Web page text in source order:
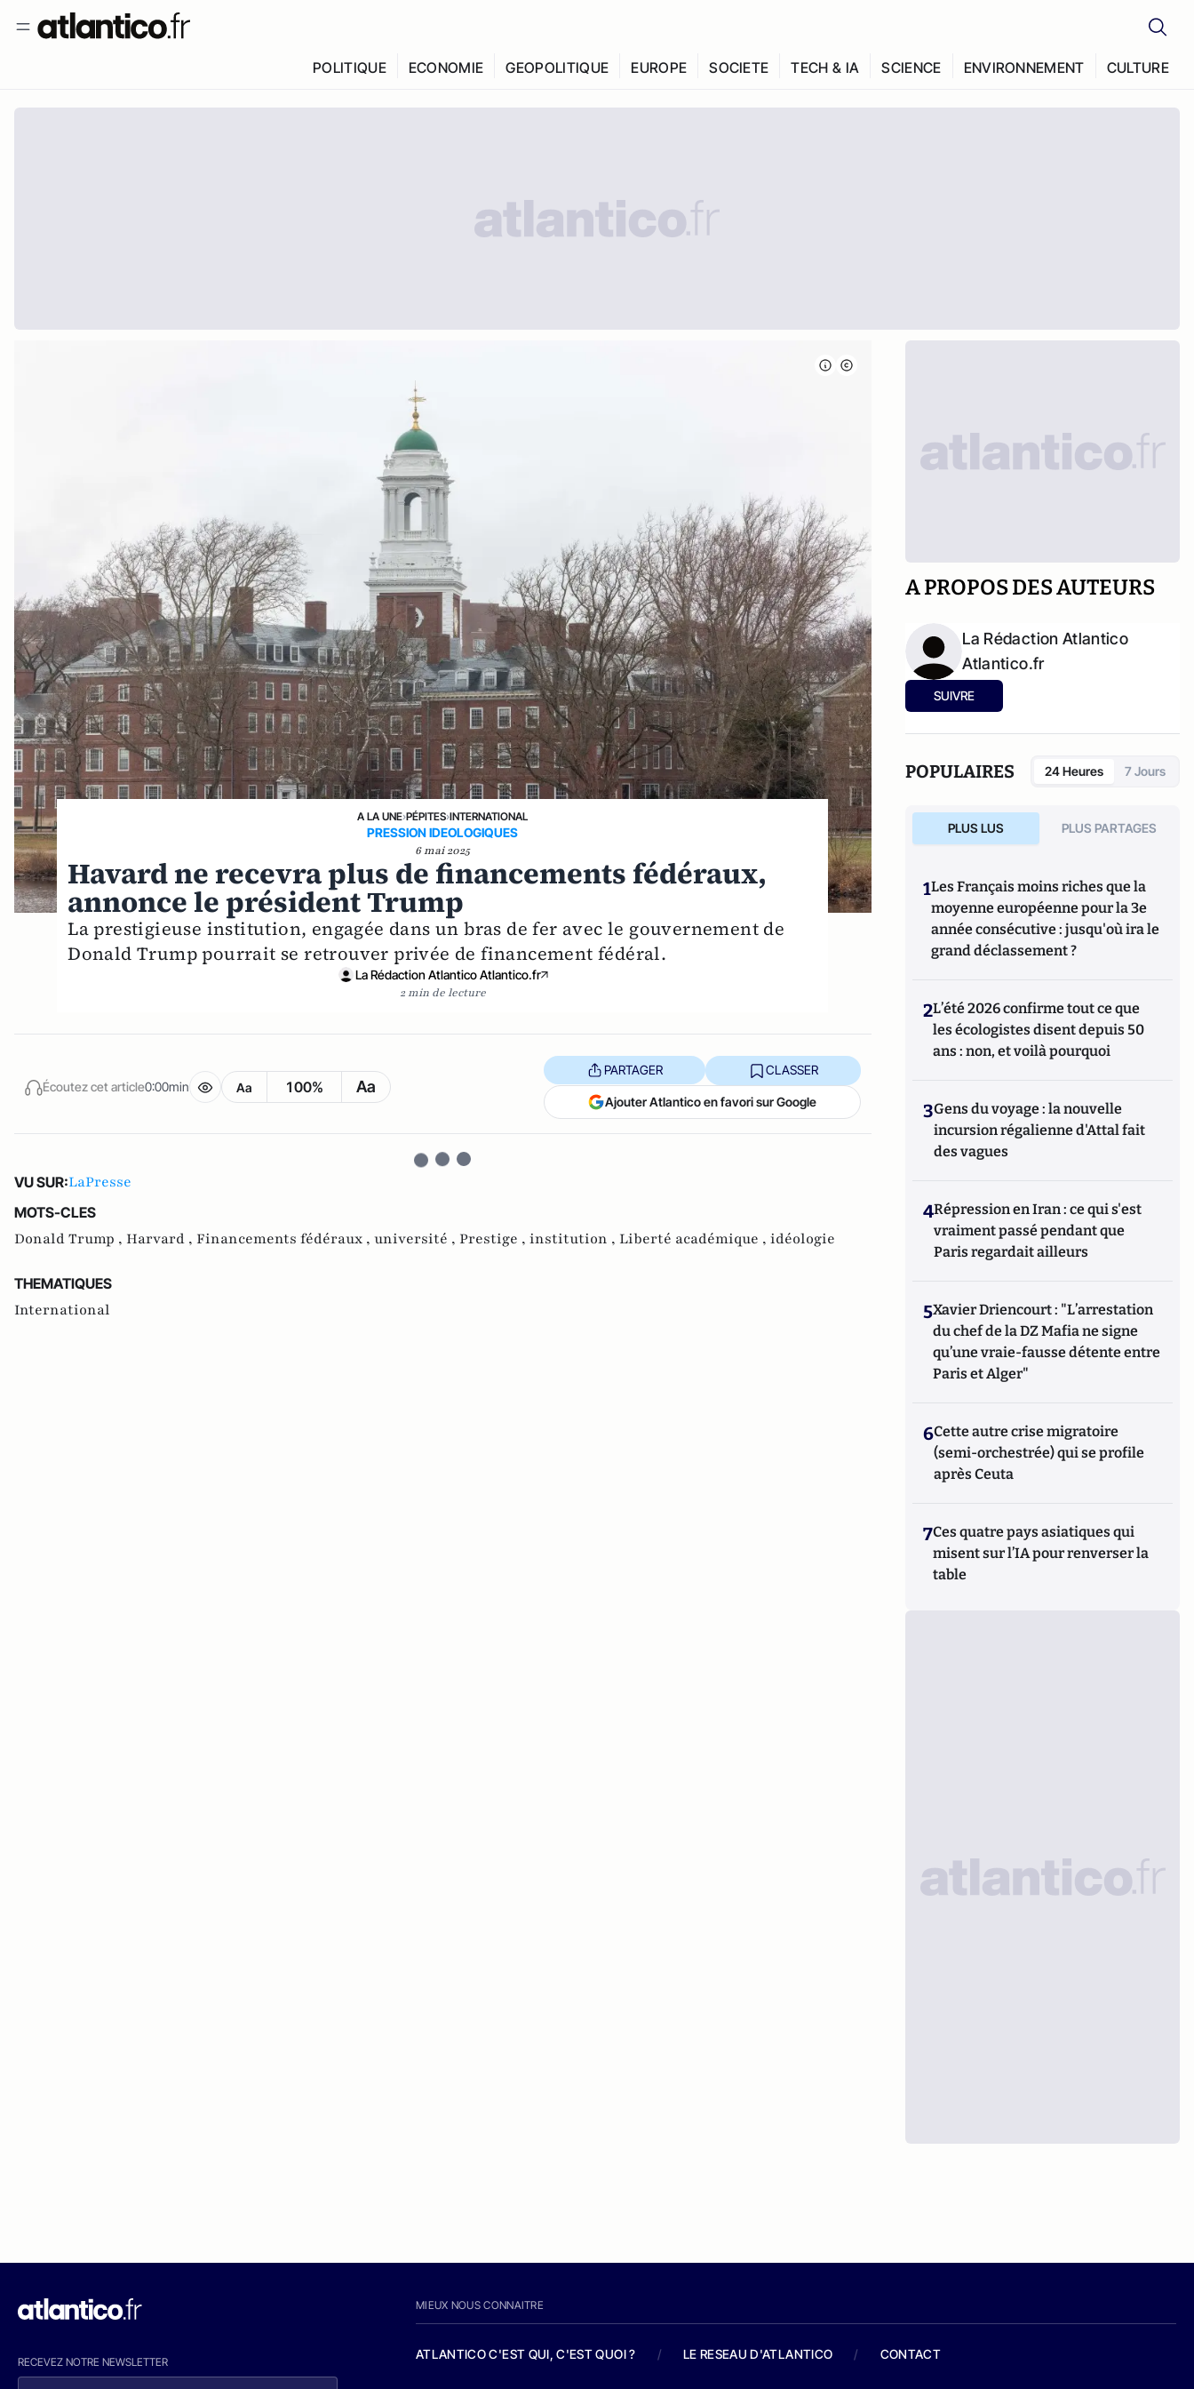
POLITIQUE ECONOMIE GEOPOLITIQUE EUROPE SOCIETE TECH & IA SCIENCE ENVIRONNEMENT CULTURE
A LA UNE›PÉPITES›INTERNATIONAL
PRESSION IDEOLOGIQUES
6 mai 2025
Havard ne recevra plus de financements fédéraux,
annonce le président Trump
La prestigieuse institution, engagée dans un bras de fer avec le gouvernement de
Donald Trump pourrait se retrouver privée de financement fédéral.
La Rédaction Atlantico Atlantico.fr
2 min de lecture
Écoutez cet article0:00min Aa 100% Aa
PARTAGER CLASSER
Ajouter Atlantico en favori sur Google
VU SUR:LaPresse
MOTS-CLES
Donald Trump , Harvard , Financements fédéraux , université , Prestige , institution , Liberté académique , idéologie
THEMATIQUES
International
A PROPOS DES AUTEURS
La Rédaction Atlantico
Atlantico.fr
SUIVRE
POPULAIRES 24 Heures 7 Jours
PLUS LUS PLUS PARTAGES
1Les Français moins riches que la
moyenne européenne pour la 3e
année consécutive : jusqu'où ira le
grand déclassement ?
2L’été 2026 confirme tout ce que
les écologistes disent depuis 50
ans : non, et voilà pourquoi
3Gens du voyage : la nouvelle
incursion régalienne d'Attal fait
des vagues
4Répression en Iran : ce qui s'est
vraiment passé pendant que
Paris regardait ailleurs
5Xavier Driencourt : "L’arrestation
du chef de la DZ Mafia ne signe
qu’une vraie-fausse détente entre
Paris et Alger"
6Cette autre crise migratoire
(semi-orchestrée) qui se profile
après Ceuta
7Ces quatre pays asiatiques qui
misent sur l’IA pour renverser la
table
RECEVEZ NOTRE NEWSLETTER
MIEUX NOUS CONNAITRE
ATLANTICO C'EST QUI, C'EST QUOI ? / LE RESEAU D'ATLANTICO / CONTACT